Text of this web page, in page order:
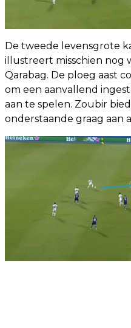
De tweede levensgrote
illustreert misschien nog
Qarabag. De ploeg aast
om een aanvallend
aan te spelen. Zoubir
onderstaande graag aan